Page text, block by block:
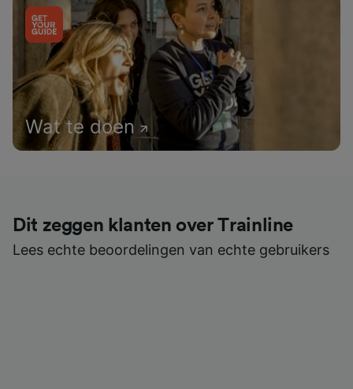
Wat te doen
Dit zeggen klanten over Trainline
Lees echte beoordelingen van echte gebruikers